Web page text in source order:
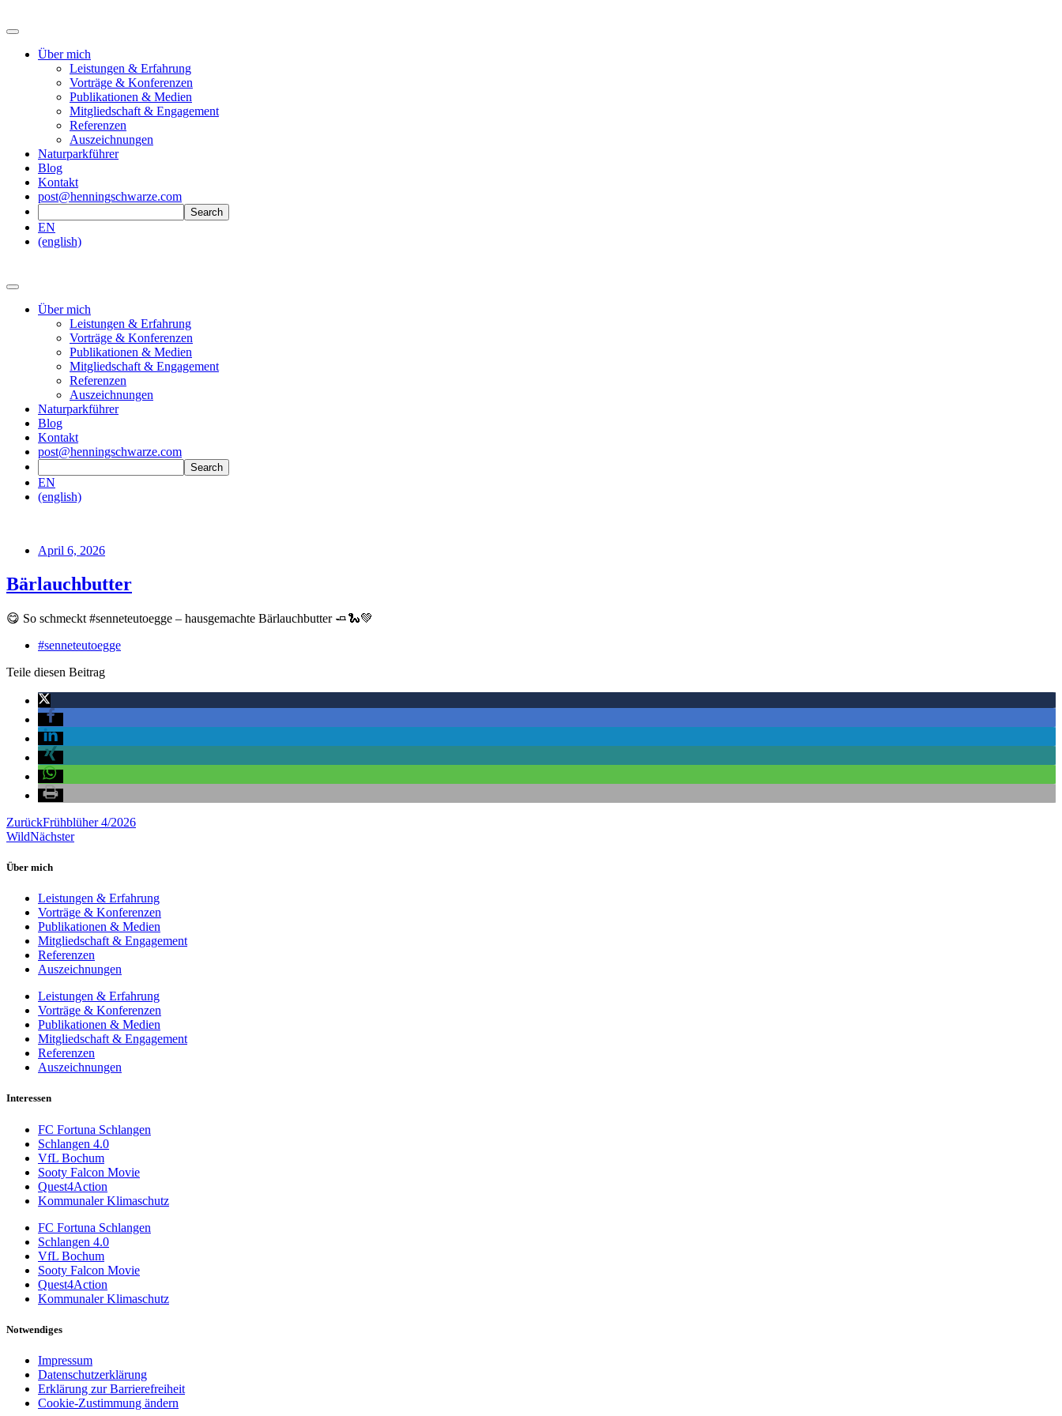
Über mich
Leistungen & Erfahrung
Vorträge & Konferenzen
Publikationen & Medien
Mitgliedschaft & Engagement
Referenzen
Auszeichnungen
Naturparkführer
Blog
Kontakt
post@henningschwarze.com
EN
(english)
Über mich
Leistungen & Erfahrung
Vorträge & Konferenzen
Publikationen & Medien
Mitgliedschaft & Engagement
Referenzen
Auszeichnungen
Naturparkführer
Blog
Kontakt
post@henningschwarze.com
EN
(english)
April 6, 2026
Bärlauchbutter
😋 So schmeckt #senneteutoegge – hausgemachte Bärlauchbutter 🧈🐍💚
#senneteutoegge
Teile diesen Beitrag
ZurückFrühblüher 4/2026
WildNächster
Über mich
Leistungen & Erfahrung
Vorträge & Konferenzen
Publikationen & Medien
Mitgliedschaft & Engagement
Referenzen
Auszeichnungen
Leistungen & Erfahrung
Vorträge & Konferenzen
Publikationen & Medien
Mitgliedschaft & Engagement
Referenzen
Auszeichnungen
Interessen
FC Fortuna Schlangen
Schlangen 4.0
VfL Bochum
Sooty Falcon Movie
Quest4Action
Kommunaler Klimaschutz
FC Fortuna Schlangen
Schlangen 4.0
VfL Bochum
Sooty Falcon Movie
Quest4Action
Kommunaler Klimaschutz
Notwendiges
Impressum
Datenschutzerklärung
Erklärung zur Barrierefreiheit
Cookie-Zustimmung ändern